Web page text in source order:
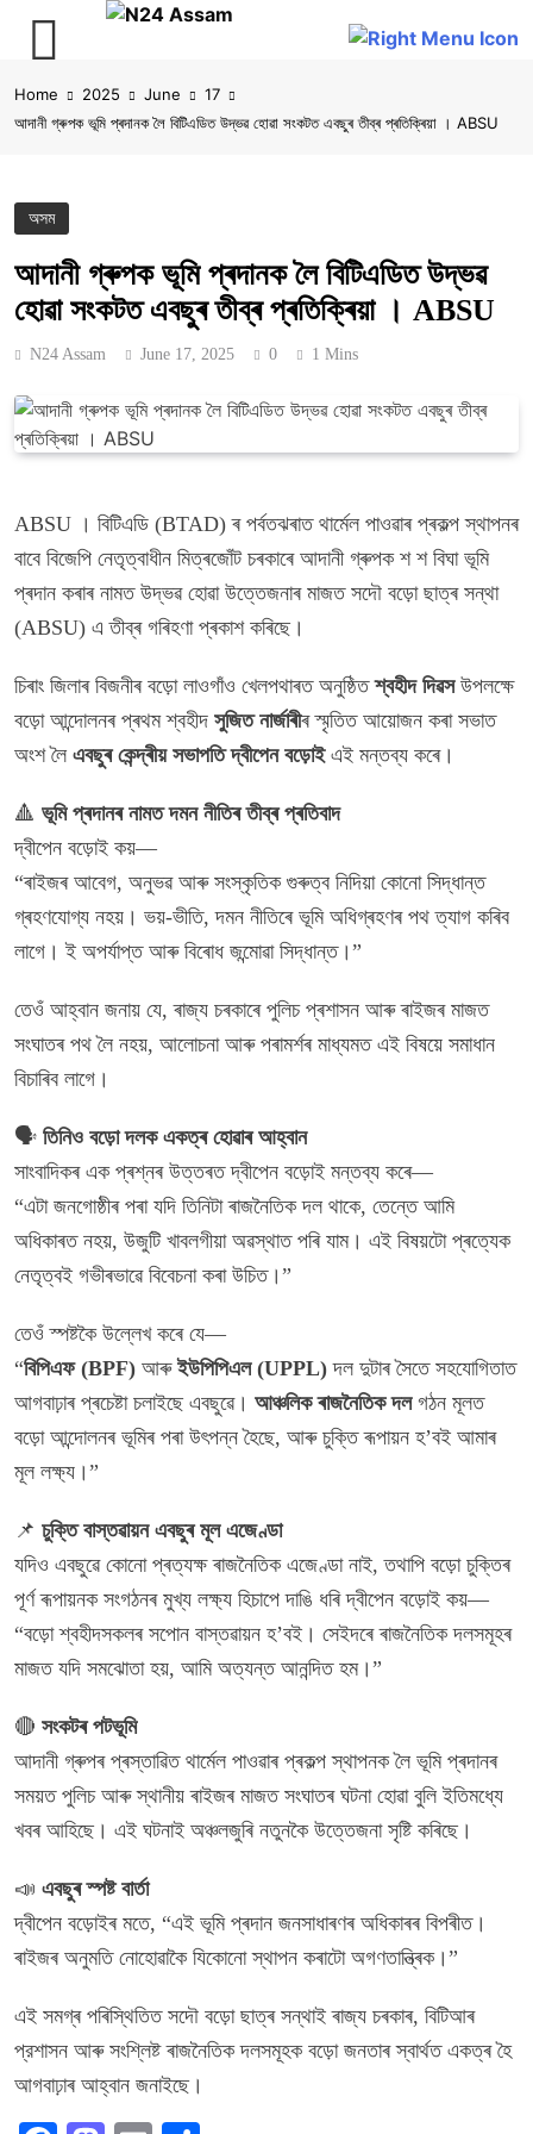
to
content
Home 2025 June
17
আদানী গ্ৰুপক ভূমি প্ৰদানক লৈ বিটিএডিত উদ্ভৱ হোৱা সংকটত এবছুৰ তীব্ৰ প্ৰতিক্ৰিয়া । ABSU
অসম
আদানী গ্ৰুপক ভূমি প্ৰদানক লৈ বিটিএডিত উদ্ভৱ
হোৱা সংকটত এবছুৰ তীব্ৰ প্ৰতিক্ৰিয়া । ABSU
N24 Assam June 17, 2025 0 1 Mins
ABSU । বিটিএডি (BTAD) ৰ পৰ্বতঝৰাত থাৰ্মেল পাওৱাৰ প্ৰকল্প স্থাপনৰ
বাবে বিজেপি নেতৃত্বাধীন মিত্ৰজোঁট চৰকাৰে আদানী গ্ৰুপক শ শ বিঘা ভূমি
প্ৰদান কৰাৰ নামত উদ্ভৱ হোৱা উত্তেজনাৰ মাজত সদৌ বড়ো ছাত্ৰ সন্থা
(ABSU) এ তীব্ৰ গৰিহণা প্ৰকাশ কৰিছে।
চিৰাং জিলাৰ বিজনীৰ বড়ো লাওগাঁও খেলপথাৰত অনুষ্ঠিতশ্বহীদ দিৱসউপলক্ষে
বড়ো আন্দোলনৰ প্ৰথম শ্বহীদ সুজিত নাৰ্জাৰীৰ স্মৃতিত আয়োজন কৰা সভাত
অংশ লৈ এবছুৰ কেন্দ্ৰীয় সভাপতি দ্বীপেন বড়োইএই মন্তব্য কৰে।
🔺 ভূমি প্ৰদানৰ নামত দমন নীতিৰ তীব্ৰ প্ৰতিবাদ
দ্বীপেন বড়োই কয়—
“ৰাইজৰ আবেগ, অনুভৱ আৰু সংস্কৃতিক গুৰুত্ব নিদিয়া কোনো সিদ্ধান্ত
গ্ৰহণযোগ্য নহয়। ভয়-ভীতি, দমন নীতিৰে ভূমি অধিগ্ৰহণৰ পথ ত্যাগ কৰিব
লাগে। ই অপৰ্যাপ্ত আৰু বিৰোধ জন্মোৱা সিদ্ধান্ত।”
তেওঁ আহ্বান জনায় যে, ৰাজ্য চৰকাৰে পুলিচ প্ৰশাসন আৰু ৰাইজৰ মাজত
সংঘাতৰ পথ লৈ নহয়, আলোচনা আৰু পৰামৰ্শৰ মাধ্যমত এই বিষয়ে সমাধান
বিচাৰিব লাগে।
🗣️ তিনিও বড়ো দলক একত্ৰ হোৱাৰ আহ্বান
সাংবাদিকৰ এক প্ৰশ্নৰ উত্তৰত দ্বীপেন বড়োই মন্তব্য কৰে—
“এটা জনগোষ্ঠীৰ পৰা যদি তিনিটা ৰাজনৈতিক দল থাকে, তেন্তে আমি
অধিকাৰত নহয়, উজুটি খাবলগীয়া অৱস্থাত পৰি যাম। এই বিষয়টো প্ৰত্যেক
নেতৃত্বই গভীৰভাৱে বিবেচনা কৰা উচিত।”
তেওঁ স্পষ্টকৈ উল্লেখ কৰে যে—
“বিপিএফ (BPF) আৰু ইউপিপিএল (UPPL) দল দুটাৰ সৈতে সহযোগিতাত
আগবাঢ়াৰ প্ৰচেষ্টা চলাইছে এবছুৱে। আঞ্চলিক ৰাজনৈতিক দলগঠন মূলত
বড়ো আন্দোলনৰ ভূমিৰ পৰা উৎপন্ন হৈছে, আৰু চুক্তি ৰূপায়ন হ’বই আমাৰ
মূল লক্ষ্য।”
📌 চুক্তি বাস্তৱায়ন এবছুৰ মূল এজেণ্ডা
যদিও এবছুৱে কোনো প্ৰত্যক্ষ ৰাজনৈতিক এজেণ্ডা নাই, তথাপি বড়ো চুক্তিৰ
পূৰ্ণ ৰূপায়নক সংগঠনৰ মুখ্য লক্ষ্য হিচাপে দাঙি ধৰি দ্বীপেন বড়োই কয়—
“বড়ো শ্বহীদসকলৰ সপোন বাস্তৱায়ন হ’বই। সেইদৰে ৰাজনৈতিক দলসমূহৰ
মাজত যদি সমঝোতা হয়, আমি অত্যন্ত আনন্দিত হম।”
🔴 সংকটৰ পটভূমি
আদানী গ্ৰুপৰ প্ৰস্তাৱিত থাৰ্মেল পাওৱাৰ প্ৰকল্প স্থাপনক লৈ ভূমি প্ৰদানৰ
সময়ত পুলিচ আৰু স্থানীয় ৰাইজৰ মাজত সংঘাতৰ ঘটনা হোৱা বুলি ইতিমধ্যে
খবৰ আহিছে। এই ঘটনাই অঞ্চলজুৰি নতুনকৈ উত্তেজনা সৃষ্টি কৰিছে।
📣 এবছুৰ স্পষ্ট বার্তা
দ্বীপেন বড়োইৰ মতে, “এই ভূমি প্ৰদান জনসাধাৰণৰ অধিকাৰৰ বিপৰীত।
ৰাইজৰ অনুমতি নোহোৱাকৈ যিকোনো স্থাপন কৰাটো অগণতান্ত্ৰিক।”
এই সমগ্ৰ পৰিস্থিতিত সদৌ বড়ো ছাত্ৰ সন্থাই ৰাজ্য চৰকাৰ, বিটিআৰ
প্রশাসন আৰু সংশ্লিষ্ট ৰাজনৈতিক দলসমূহক বড়ো জনতাৰ স্বাৰ্থত একত্ৰ হৈ
আগবাঢ়াৰ আহ্বান জনাইছে।